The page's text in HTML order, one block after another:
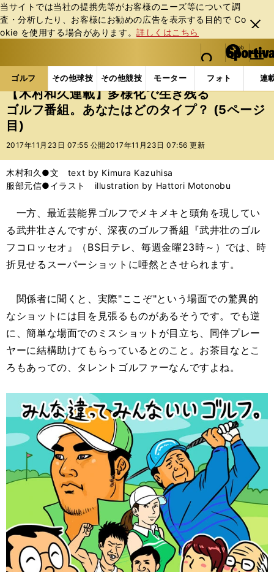
当サイトでは当社の提携先等がお客様のニーズ等について調
査・分析したり、お客様にお勧めの広告を表⽰する⽬的で Co
okie を使⽤する場合があります。詳しくはこちら
閉じ
る
web Sportiva (webスポルティーバ)
検索
マイペ
ー
ジ
メニュ
ゴルフ その他球技 その他競技 モーター フォト 連
ス
ポ
ル
テ
ー
バ
ゴルフの記事一覧 ゴルフ その他 【木村和久連
【木村和久連載】多様化で生き残る
ゴルフ番組。あなたはどのタイプ？ (5ページ
目)
2017年11月23日 07:55 公開 2017年11月23日 07:56 更新
木村和久●文 text by Kimura Kazuhisa
服部元信●イラスト illustration by Hattori Motonobu
一方、最近芸能界ゴルフでメキメキと頭角を現してい
る武井壮さんですが、深夜のゴルフ番組『武井壮のゴル
フコロッセオ』（BS日テレ、毎週金曜23時～）では、時
折見せるスーパーショットに唖然とさせられます。
関係者に聞くと、実際"ここぞ"という場面での驚異的
なショットには目を見張るものがあるそうです。でも逆
に、簡単な場面でのミスショットが目立ち、同伴プレー
ヤーに結構助けてもらっているとのこと。お茶目なとこ
ろもあっての、タレントゴルファーなんですよね。